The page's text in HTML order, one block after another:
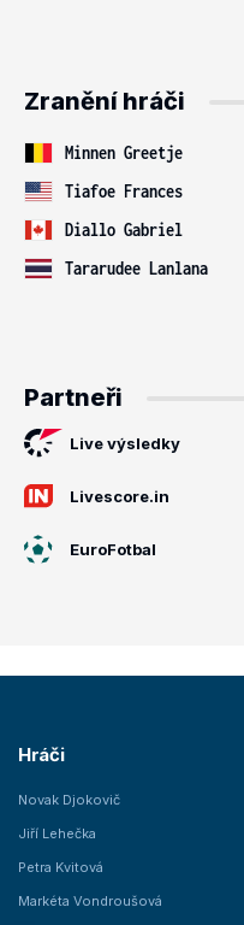
Zranění hráči
Minnen Greetje
Tiafoe Frances
Diallo Gabriel
Tararudee Lanlana
Partneři
Live výsledky
Livescore.in
EuroFotbal
Hráči
Novak Djokovič
Jiří Lehečka
Petra Kvitová
Markéta Vondroušová